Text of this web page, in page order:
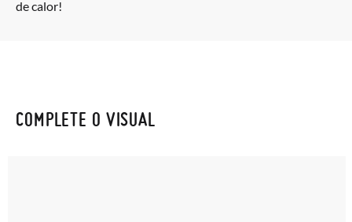
de calor!
COMPLETE O VISUAL